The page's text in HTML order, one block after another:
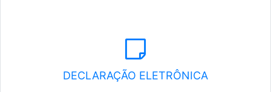
DECLARAÇÃO ELETRÔNICA